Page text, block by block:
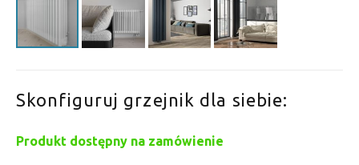
Skonfiguruj grzejnik dla siebie:
Produkt dostępny na zamówienie